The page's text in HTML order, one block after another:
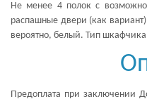
Не менее 4 полок с
распашные двери (как
вероятно, белый. Тип
Предоплата при заключении